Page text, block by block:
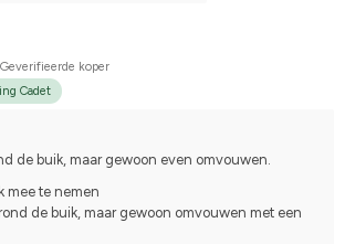
Geverifieerde koper
Cadet
de buik, maar gewoon even omvouwen.
mee te nemen
de buik, maar gewoon omvouwen met een